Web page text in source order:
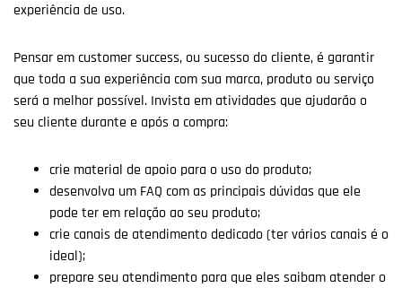
experiência de uso.
Pensar em customer success, ou sucesso do cliente, é garantir
que toda a sua experiência com sua marca, produto ou serviço
será a melhor possível. Invista em atividades que ajudarão o
seu cliente durante e após a compra:
crie material de apoio para o uso do produto;
desenvolva um FAQ com as principais dúvidas que ele
pode ter em relação ao seu produto;
crie canais de atendimento dedicado (ter vários canais é o
ideal);
prepare seu atendimento para que eles saibam atender o